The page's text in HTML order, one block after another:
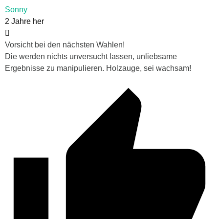
Sonny
2 Jahre her
Vorsicht bei den nächsten Wahlen!
Die werden nichts unversucht lassen, unliebsame
Ergebnisse zu manipulieren. Holzauge, sei wachsam!